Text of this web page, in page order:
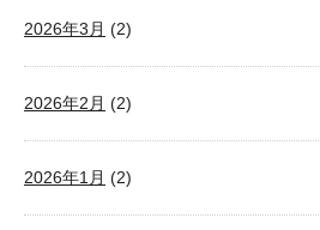
2026年3月 (2)
2026年2月 (2)
2026年1月 (2)